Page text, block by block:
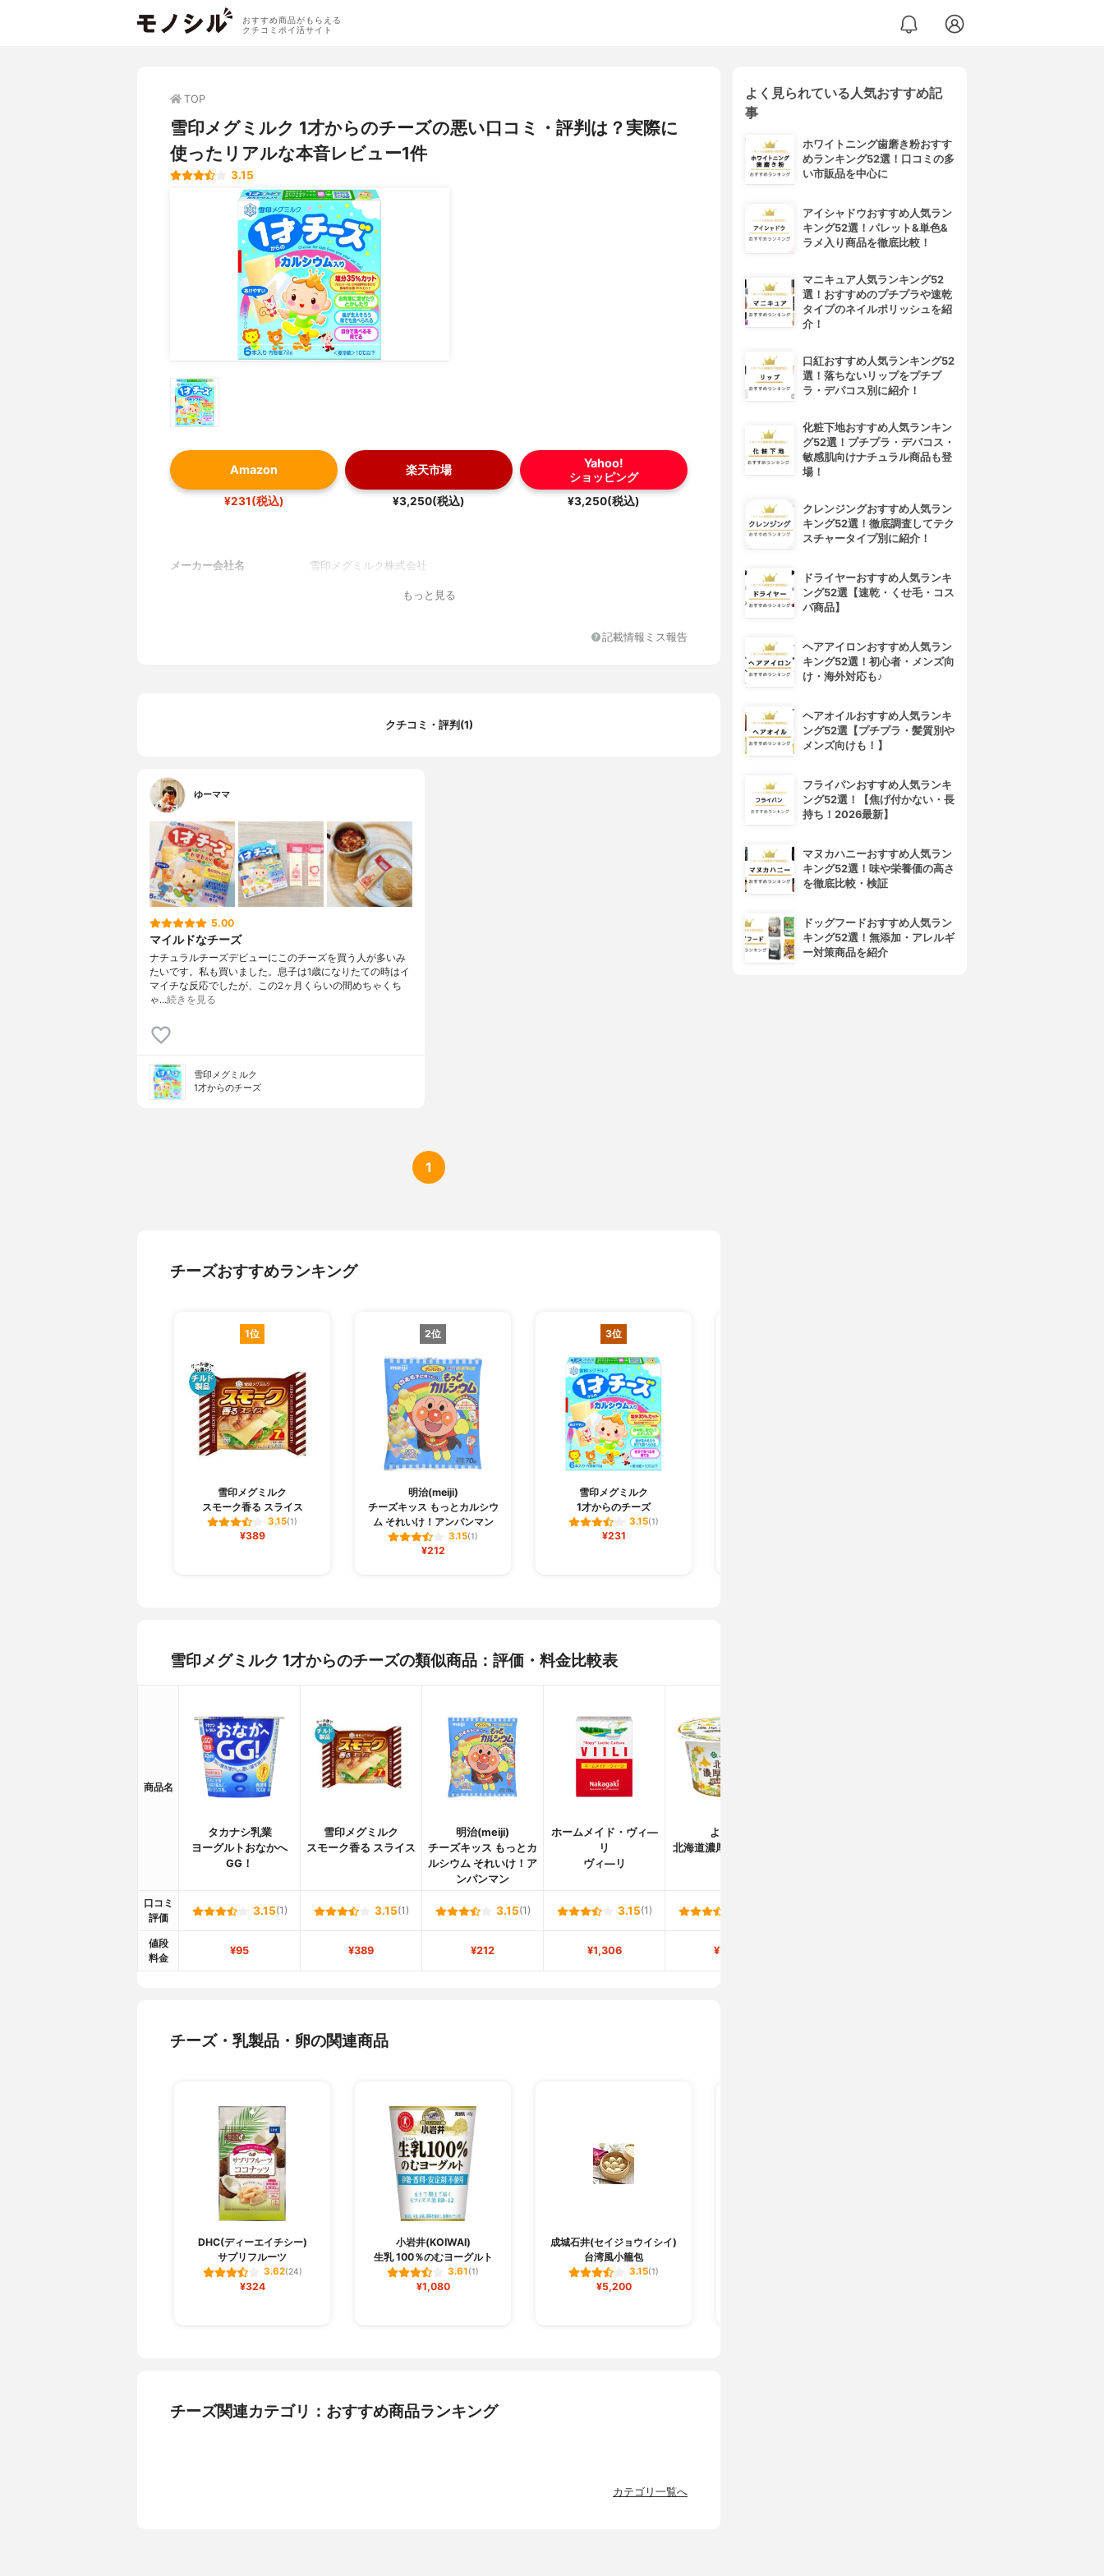
おすすめ商品がもらえる
クチコミポイ活サイト
TOP
雪印メグミルク 1才からのチーズの悪い口コミ・評判は？実際に
使ったリアルな本音レビュー1件
3.15
Amazon
¥231(税込)
楽天市場
¥3,250(税込)
Yahoo!
ショッピング
¥3,250(税込)
メーカー会社名 雪印メグミルク株式会社
もっと見る
記載情報ミス報告
クチコミ・評判(1)
ゆーママ
5.00
マイルドなチーズ
ナチュラルチーズデビューにこのチーズを買う人が多いみ
たいです。私も買いました。息子は1歳になりたての時はイ
マイチな反応でしたが、この2ヶ月くらいの間めちゃくち
ゃ…続きを見る
雪印メグミルク
1才からのチーズ
1
チーズおすすめランキング
1位
雪印メグミルク
スモーク香る スライス
3.15(1)
¥389
2位
明治(meiji)
チーズキッス もっとカルシウ
ム それいけ！アンパンマン
3.15(1)
¥212
3位
雪印メグミルク
1才からのチーズ
3.15(1)
¥231
雪印メグミルク 1才からのチーズの類似商品：評価・料金比較表
商品名
タカナシ乳業
ヨーグルトおなかへ
GG！
雪印メグミルク
スモーク香る スライス
明治(meiji)
チーズキッス もっとカ
ルシウム それいけ！ア
ンパンマン
ホームメイド・ヴィ―
リ
ヴィ―リ
よつ葉
北海道濃厚ヨーグルト
口コミ
評価
3.15(1) 3.15(1) 3.15(1) 3.15(1)
値段
料金
¥95 ¥389 ¥212 ¥1,306 ¥150
チーズ・乳製品・卵の関連商品
DHC(ディーエイチシー)
サプリフルーツ
3.62(24)
¥324
小岩井(KOIWAI)
生乳 100％のむヨーグルト
3.61(1)
¥1,080
成城石井(セイジョウイシイ)
台湾風小籠包
3.15(1)
¥5,200
チーズ関連カテゴリ：おすすめ商品ランキング
カテゴリ一覧へ
よく見られている人気おすすめ記
事
ホワイトニング歯磨き粉おすす
めランキング52選！口コミの多
い市販品を中心に
アイシャドウおすすめ人気ラン
キング52選！パレット&単色&
ラメ入り商品を徹底比較！
マニキュア人気ランキング52
選！おすすめのプチプラや速乾
タイプのネイルポリッシュを紹
介！
口紅おすすめ人気ランキング52
選！落ちないリップをプチプ
ラ・デパコス別に紹介！
化粧下地おすすめ人気ランキン
グ52選！プチプラ・デパコス・
敏感肌向けナチュラル商品も登
場！
クレンジングおすすめ人気ラン
キング52選！徹底調査してテク
スチャータイプ別に紹介！
ドライヤーおすすめ人気ランキ
ング52選【速乾・くせ毛・コス
パ商品】
ヘアアイロンおすすめ人気ラン
キング52選！初心者・メンズ向
け・海外対応も♪
ヘアオイルおすすめ人気ランキ
ング52選【プチプラ・髪質別や
メンズ向けも！】
フライパンおすすめ人気ランキ
ング52選！【焦げ付かない・長
持ち！2026最新】
マヌカハニーおすすめ人気ラン
キング52選！味や栄養価の高さ
を徹底比較・検証
ドッグフードおすすめ人気ラン
キング52選！無添加・アレルギ
ー対策商品を紹介